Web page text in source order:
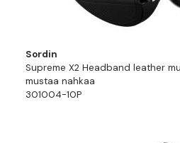
Sordin
Supreme X2 Headband leather
mustaa nahkaa
301004-10P